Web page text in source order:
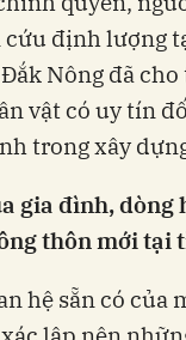
định lượng
Nông đã
vật có uy tín
trong xây
gia đình,
thôn mới tại
hệ sẵn có của